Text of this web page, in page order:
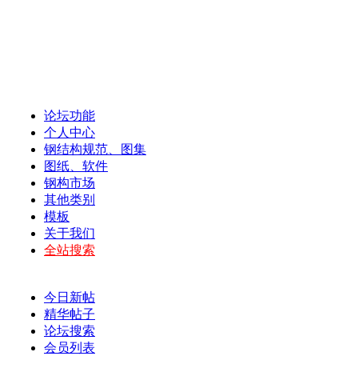
论坛功能
个人中心
钢结构规范、图集
图纸、软件
钢构市场
其他类别
模板
关于我们
全站搜索
今日新帖
精华帖子
论坛搜索
会员列表